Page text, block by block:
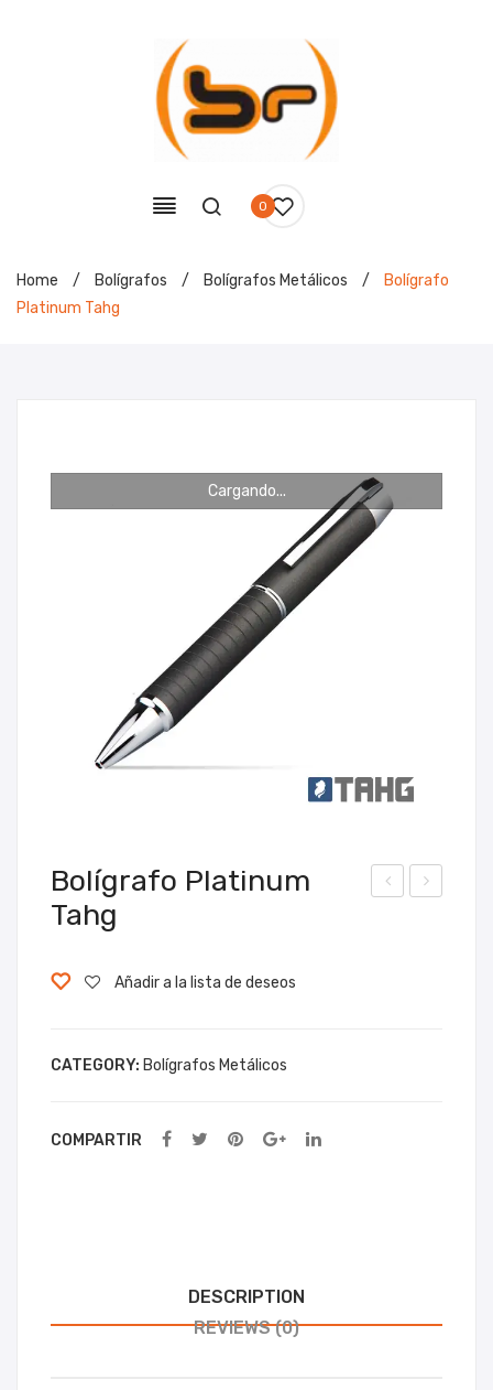
0
Home / Bolígrafos / Bolígrafos Metálicos /
Bolígrafo
Platinum Tahg
Cargando...
Bolígrafo Platinum
Tahg
Añadir a la lista de deseos
CATEGORY: Bolígrafos Metálicos
COMPARTIR
DESCRIPTION
REVIEWS (0)